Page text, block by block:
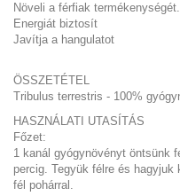
Növeli a férfiak termékenységét.
Energiát biztosít
Javítja a hangulatot
ÖSSZETÉTEL
Tribulus terrestris - 100%
HASZNÁLATI UTASÍTÁS
Főzet:
1 kanál gyógynövényt öntsünk
percig. Tegyük félre és
fél pohárral.